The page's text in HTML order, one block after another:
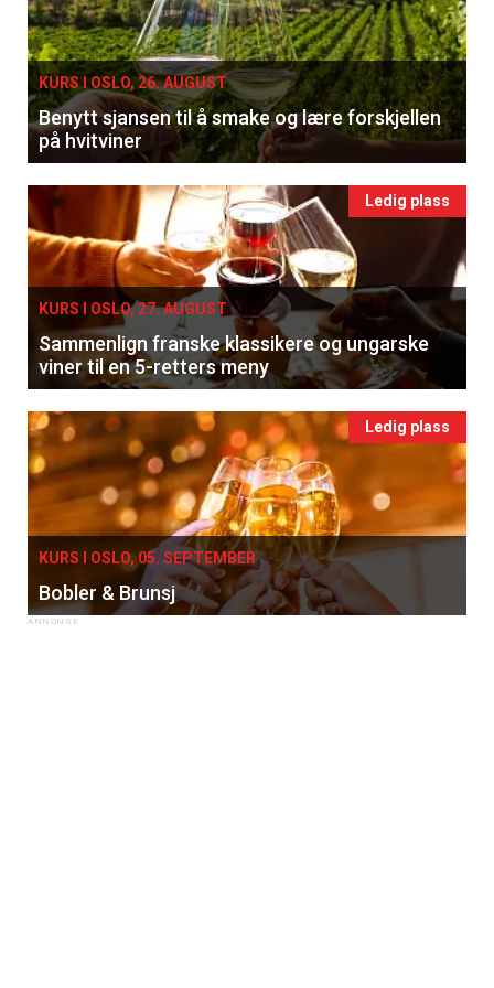
KURS I OSLO, 26. AUGUST
Benytt sjansen til å smake og lære forskjellen
på hvitviner
Ledig plass
KURS I OSLO, 27. AUGUST
Sammenlign franske klassikere og ungarske
viner til en 5-retters meny
Ledig plass
KURS I OSLO, 05. SEPTEMBER
Bobler & Brunsj